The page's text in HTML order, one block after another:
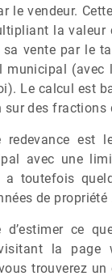
le vendeur.
la valeur
sa vente par le
municipal
Le calcul est
sur des fractions
redevance est
avec une
toutefois
de propriété
ce
la page
trouverez